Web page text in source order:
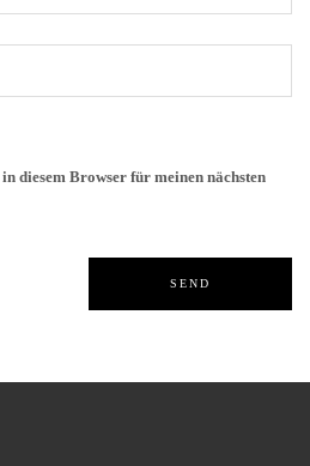
diesem Browser für meinen nächsten